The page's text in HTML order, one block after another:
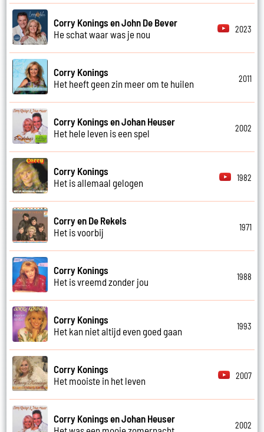
Corry Konings en John De Bever
He schat waar was je nou
2023
Corry Konings
Het heeft geen zin meer om te huilen
2011
Corry Konings en Johan Heuser
Het hele leven is een spel
2002
Corry Konings
Het is allemaal gelogen
1982
Corry en De Rekels
Het is voorbij
1971
Corry Konings
Het is vreemd zonder jou
1988
Corry Konings
Het kan niet altijd even goed gaan
1993
Corry Konings
Het mooiste in het leven
2007
Corry Konings en Johan Heuser
2002